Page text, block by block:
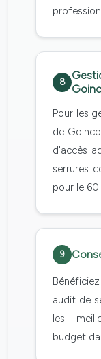
8
Pour les
de
d'accès
serrures
pour le 60
9
audit de
les
budget